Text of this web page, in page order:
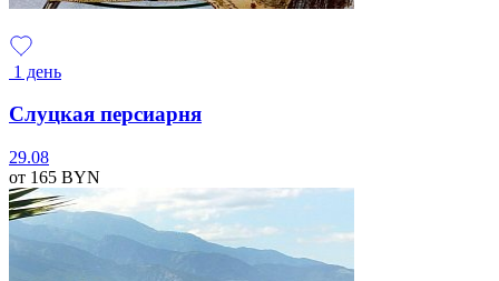
1 день
Слуцкая персиарня
29.08
от 165 BYN